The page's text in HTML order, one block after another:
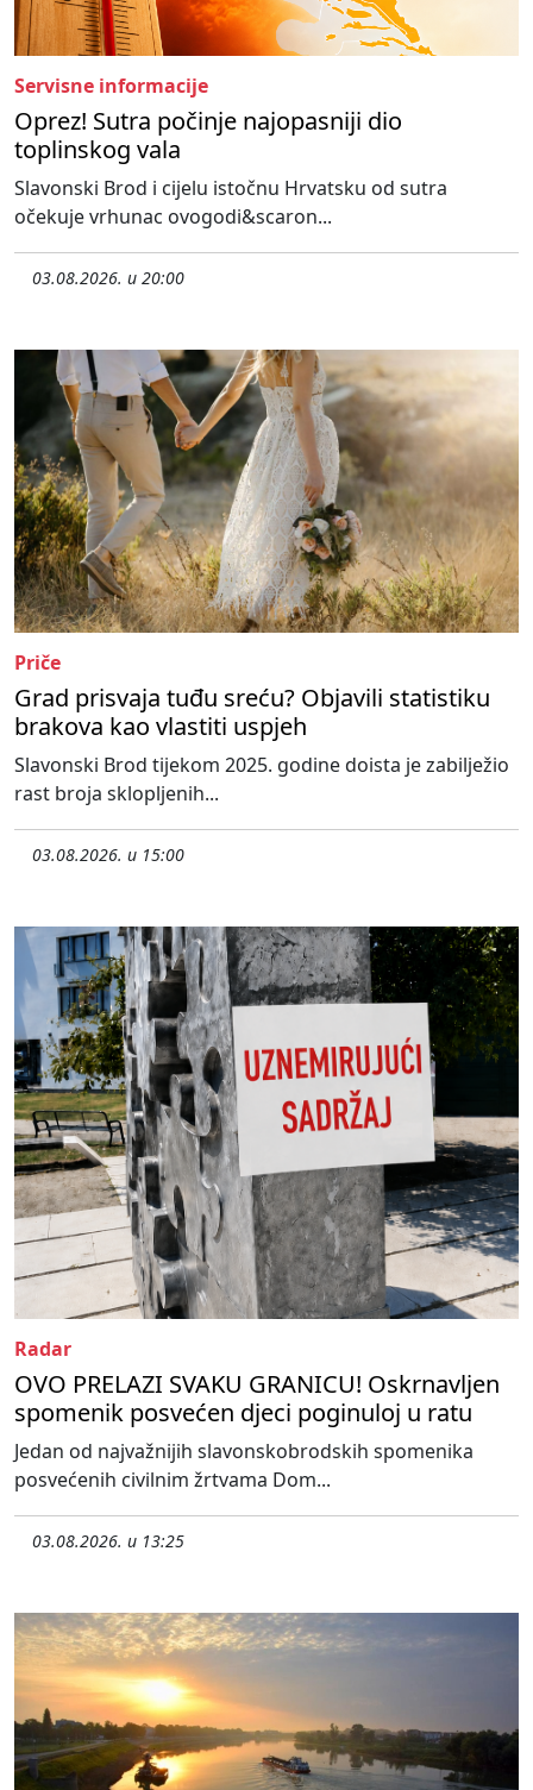
Servisne informacije
Oprez! Sutra počinje najopasniji dio
toplinskog vala
Slavonski Brod i cijelu istočnu Hrvatsku od sutra
očekuje vrhunac ovogodi&scaron...
03.08.2026. u 20:00
Priče
Grad prisvaja tuđu sreću? Objavili statistiku
brakova kao vlastiti uspjeh
Slavonski Brod tijekom 2025. godine doista je zabilježio
rast broja sklopljenih...
03.08.2026. u 15:00
Radar
OVO PRELAZI SVAKU GRANICU! Oskrnavljen
spomenik posvećen djeci poginuloj u ratu
Jedan od najvažnijih slavonskobrodskih spomenika
posvećenih civilnim žrtvama Dom...
03.08.2026. u 13:25